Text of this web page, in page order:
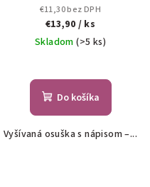
€11,30 bez DPH
€13,90 / ks
Skladom(>5 ks)
Do košíka
Vyšívaná osuška s nápisom –...